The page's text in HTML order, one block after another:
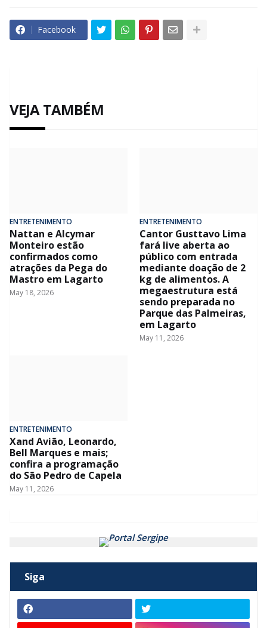
Facebook
VEJA TAMBÉM
ENTRETENIMENTO
Nattan e Alcymar
Monteiro estão
confirmados como
atrações da Pega do
Mastro em Lagarto
May 18, 2026
ENTRETENIMENTO
Cantor Gusttavo Lima
fará live aberta ao
público com entrada
mediante doação de 2
kg de alimentos. A
megaestrutura está
sendo preparada no
Parque das Palmeiras,
em Lagarto
May 11, 2026
ENTRETENIMENTO
Xand Avião, Leonardo,
Bell Marques e mais;
confira a programação
do São Pedro de Capela
May 11, 2026
Siga